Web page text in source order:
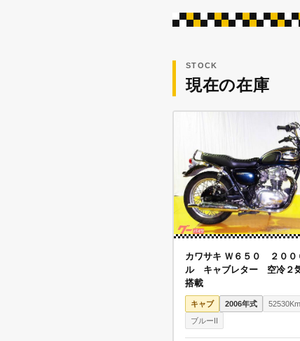
STOCK
現在の在庫
カワサキ Ｗ６５０ ２００
ル キャブレター 空冷２
搭載
キャブ 2006年式 52530Km
ブルーII